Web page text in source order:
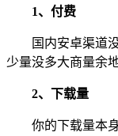
1、付费
国内安卓渠道
少量没多大商量余地
2、下载量
你的下载量本